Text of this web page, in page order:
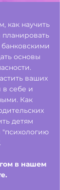
как научить
банковскими
основы
ваших
себе и
Как
детям
"психологию
в нашем